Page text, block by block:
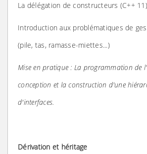
La délégation de constructeurs (C++ 11)
Introduction aux problématiques de
(pile, tas, ramasse-miettes...)
Mise en pratique : La programmation de
conception et la construction d'une
d'interfaces.
Dérivation et héritage